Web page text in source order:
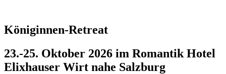
Königinnen-Retreat
23.-25. Oktober 2026 im Romantik Hotel
Elixhauser Wirt nahe Salzburg